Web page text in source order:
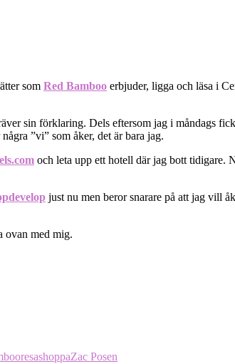
som Red Bamboo erbjuder, ligga och läsa i
sin förklaring. Dels eftersom jag i måndags
”vi” som åker, det är bara jag.
och leta upp ett hotell där jag bott tidigare.
just nu men beror snarare på att jag vill
ovan med mig.
resashoppaZac Posen